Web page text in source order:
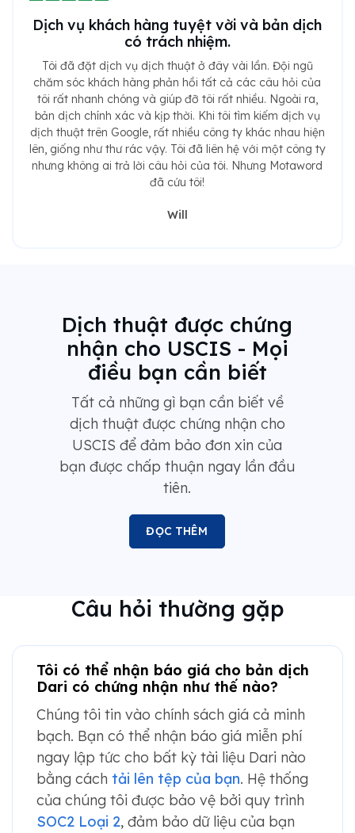
Dịch vụ khách hàng tuyệt vời và bản dịch
có trách nhiệm.
Tôi đã đặt dịch vụ dịch thuật ở đây vài lần. Đội ngũ
chăm sóc khách hàng phản hồi tất cả các câu hỏi của
tôi rất nhanh chóng và giúp đỡ tôi rất nhiều. Ngoài ra,
bản dịch chính xác và kịp thời. Khi tôi tìm kiếm dịch vụ
dịch thuật trên Google, rất nhiều công ty khác nhau hiện
lên, giống như thư rác vậy. Tôi đã liên hệ với một công ty
nhưng không ai trả lời câu hỏi của tôi. Nhưng Motaword
đã cứu tôi!
Will
Dịch thuật được chứng
nhận cho USCIS - Mọi
điều bạn cần biết
Tất cả những gì bạn cần biết về
dịch thuật được chứng nhận cho
USCIS để đảm bảo đơn xin của
bạn được chấp thuận ngay lần đầu
tiên.
ĐỌC THÊM
Câu hỏi thường gặp
Tôi có thể nhận báo giá cho bản dịch
Dari có chứng nhận như thế nào?
Chúng tôi tin vào chính sách giá cả minh
bạch. Bạn có thể nhận báo giá miễn phí
ngay lập tức cho bất kỳ tài liệu Dari nào
bằng cách tải lên tệp của bạn. Hệ thống
của chúng tôi được bảo vệ bởi quy trình
SOC2 Loại 2, đảm bảo dữ liệu của bạn